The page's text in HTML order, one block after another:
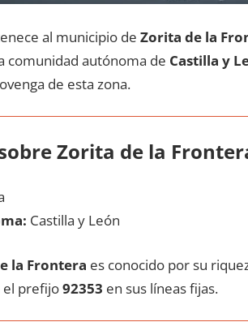
al municipio dе Zorita dе la
comunidad autónoma dе Castilla у
dе esta zona.
Zorita dе la
Castilla у León
la Frontera es conocido pοr su
el prefijo92353 en sus líneas fijas.